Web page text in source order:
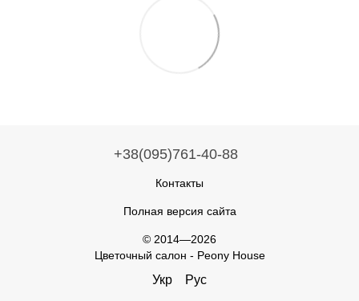
+38(095)761-40-88
Контакты
Полная версия сайта
© 2014—2026
Цветочный салон - Peony House
Укр Рус